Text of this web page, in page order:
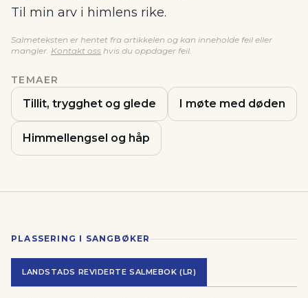
Til min arv i himlens rike.
Salmeteksten er hentet fra artikkelen og kan inneholde feil eller
mangler. Kontakt oss hvis du oppdager feil.
TEMAER
Tillit, trygghet og glede I møte med døden
Himmellengsel og håp
PLASSERING I SANGBØKER
LANDSTADS REVIDERTE SALMEBOK (LR)